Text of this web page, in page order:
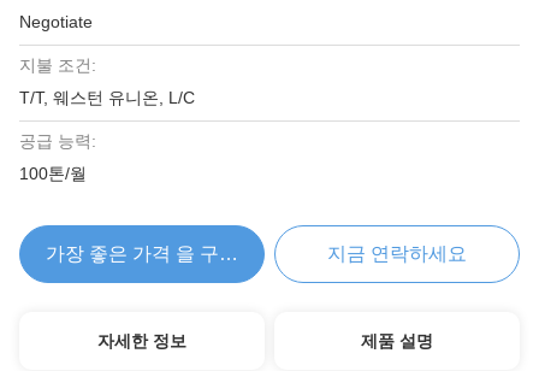
Negotiate
지불 조건:
T/T, 웨스턴 유니온, L/C
공급 능력:
100톤/월
가장 좋은 가격 을 구하라 지금 연락하세요
자세한 정보 제품 설명